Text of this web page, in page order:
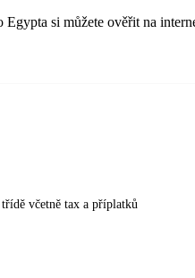
si můžete ověřit na
včetně tax a příplatků